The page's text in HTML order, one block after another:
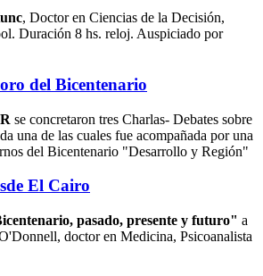
, Doctor en Ciencias de la Decisión,
Duración 8 hs. reloj. Auspiciado por
del Bicentenario
se concretaron tres Charlas- Debates sobre
una de las cuales fue acompañada por una
del Bicentenario "Desarrollo y Región"
El Cairo
pasado, presente y futuro" a
doctor en Medicina, Psicoanalista